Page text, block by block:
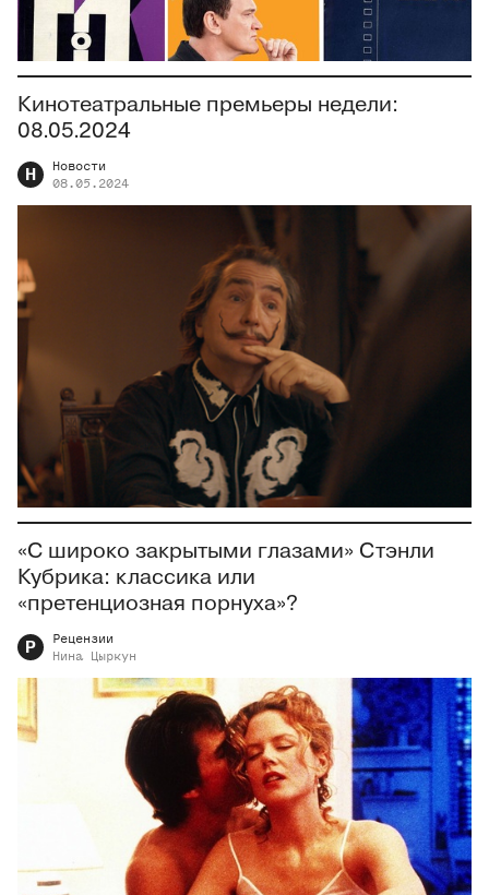
Кинотеатральные премьеры недели:
08.05.2024
Н
Новости
08.05.2024
«С широко закрытыми глазами» Стэнли
Кубрика: классика или
«претенциозная порнуха»?
Р
Рецензии
Нина
Цыркун